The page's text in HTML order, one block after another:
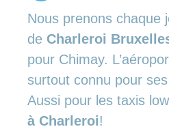
Nous prenons chaque
de Charleroi
pour Chimay.
surtout connu pour
Aussi pour les taxis
à Charleroi!